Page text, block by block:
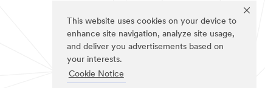
This website uses cookies on your device to
enhance site navigation, analyze site usage,
and deliver you advertisements based on
your interests.
Cookie Notice